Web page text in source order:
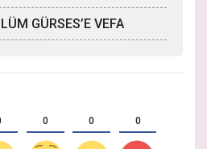
GÜRSES’E VEFA
0 0 0